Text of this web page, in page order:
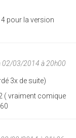
pour la version
02/03/2014 à 20h00
3x de suite)
( vraiment comique